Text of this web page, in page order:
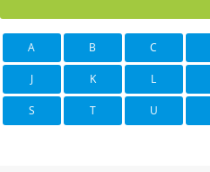
A B C
J K L
S T U